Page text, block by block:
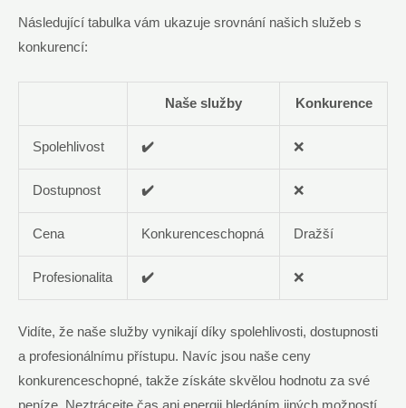
Následující tabulka vám ukazuje srovnání našich služeb s
konkurencí:
Naše služby Konkurence
Spolehlivost ✔️ ❌
Dostupnost ✔️ ❌
Cena Konkurenceschopná Dražší
Profesionalita ✔️ ❌
Vidíte, že naše služby vynikají díky spolehlivosti, dostupnosti
a profesionálnímu přístupu. Navíc jsou naše ceny
konkurenceschopné, takže získáte skvělou hodnotu za své
peníze. Neztrácejte čas ani energii hledáním jiných možností.